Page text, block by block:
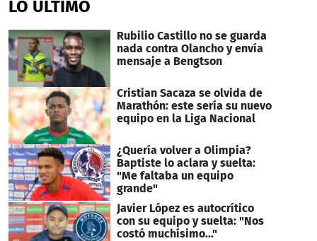
LO ÚLTIMO
Rubilio Castillo no se guarda
nada contra Olancho y envía
mensaje a Bengtson
Cristian Sacaza se olvida de
Marathón: este sería su nuevo
equipo en la Liga Nacional
¿Quería volver a Olimpia?
Baptiste lo aclara y suelta:
"Me faltaba un equipo
grande"
Javier López es autocrítico
con su equipo y suelta: "Nos
costó muchísimo..."